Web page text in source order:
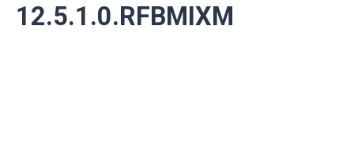
12.5.1.0.RFBMIXM